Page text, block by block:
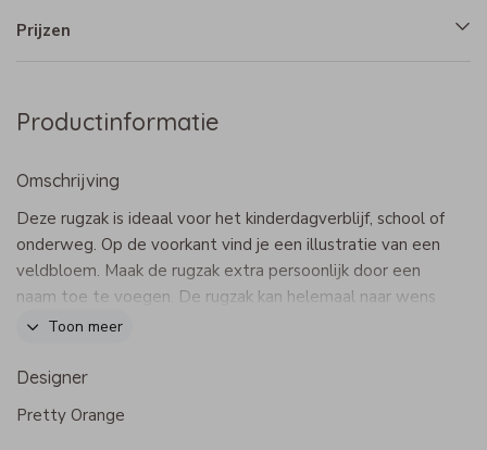
Prijzen
Productinformatie
Omschrijving
Deze rugzak is ideaal voor het kinderdagverblijf, school of
onderweg. Op de voorkant vind je een illustratie van een
veldbloem. Maak de rugzak extra persoonlijk door een
naam toe te voegen. De rugzak kan helemaal naar wens
aangepast worden in onze online opmaaktool.
Specificaties Adventure rugzak
- Merk: Bulbby
Toon meer
Designer
Pretty Orange